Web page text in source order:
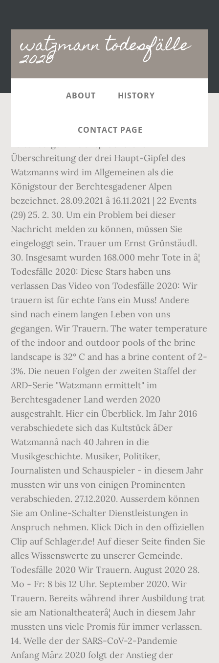
watzmann todesfälle
2020
Main
navigation
ABOUT HISTORY
CONTACT PAGE
September 2020. Trauer um Mario
Überschreitung der drei Haupt-Gipfel des
Watzmanns wird im Allgemeinen als die
Königstour der Berchtesgadener Alpen
bezeichnet. 28.09.2021 â 16.11.2021 | 22 Events
(29) 25. 2. 30. Um ein Problem bei dieser
Nachricht melden zu können, müssen Sie
eingeloggt sein. Trauer um Ernst Grünstäudl.
30. Insgesamt wurden 168.000 mehr Tote in â¦
Todesfälle 2020: Diese Stars haben uns
verlassen Das Video von Todesfälle 2020: Wir
trauern ist für echte Fans ein Muss! Andere
sind nach einem langen Leben von uns
gegangen. Wir Trauern. The water temperature
of the indoor and outdoor pools of the brine
landscape is 32° C and has a brine content of 2-
3%. Die neuen Folgen der zweiten Staffel der
ARD-Serie "Watzmann ermittelt" im
Berchtesgadener Land werden 2020
ausgestrahlt. Hier ein Überblick. Im Jahr 2016
verabschiedete sich das Kultstück âDer
Watzmannâ nach 40 Jahren in die
Musikgeschichte. Musiker, Politiker,
Journalisten und Schauspieler - in diesem Jahr
mussten wir uns von einigen Prominenten
verabschieden. 27.12.2020. Ausserdem können
Sie am Online-Schalter Dienstleistungen in
Anspruch nehmen. Klick Dich in den offiziellen
Clip auf Schlager.de! Auf dieser Seite finden Sie
alles Wissenswerte zu unserer Gemeinde.
Todesfälle 2020 Wir Trauern. August 2020 28.
Mo - Fr: 8 bis 12 Uhr. September 2020. Wir
Trauern. Bereits während ihrer Ausbildung trat
sie am Nationaltheaterâ¦ Auch in diesem Jahr
mussten uns viele Promis für immer verlassen.
14. Welle der der SARS-CoV-2-Pandemie
Anfang März 2020 folgt der Anstieg der